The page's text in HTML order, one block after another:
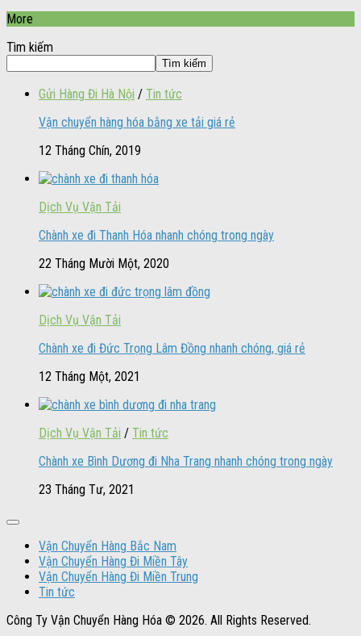
More
Tìm kiếm
Tìm kiếm
Gửi Hàng Đi Hà Nội / Tin tức
Vận chuyển hàng hóa bằng xe tải giá rẻ
12 Tháng Chín, 2019
Dịch Vụ Vận Tải
Chành xe đi Thanh Hóa nhanh chóng trong ngày
22 Tháng Mười Một, 2020
Dịch Vụ Vận Tải
Chành xe đi Đức Trọng Lâm Đồng nhanh chóng, giá rẻ
12 Tháng Một, 2021
Dịch Vụ Vận Tải / Tin tức
Chành xe Bình Dương đi Nha Trang nhanh chóng trong ngày
23 Tháng Tư, 2021
Vận Chuyển Hàng Bắc Nam
Vận Chuyển Hàng Đi Miền Tây
Vận Chuyển Hàng Đi Miền Trung
Tin tức
Công Ty Vận Chuyển Hàng Hóa © 2026. All Rights Reserved.